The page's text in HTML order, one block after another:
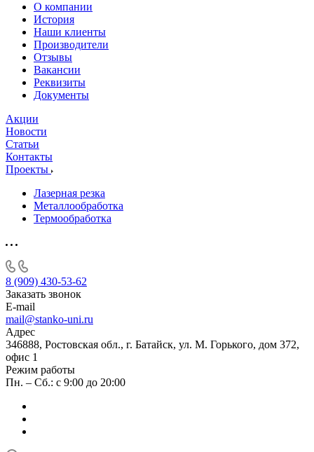
О компании
История
Наши клиенты
Производители
Отзывы
Вакансии
Реквизиты
Документы
Акции
Новости
Статьи
Контакты
Проекты
Лазерная резка
Металлообработка
Термообработка
8 (909) 430-53-62
Заказать звонок
E-mail
mail@stanko-uni.ru
Адрес
346888, Ростовская обл., г. Батайск, ул. М. Горького, дом 372,
офис 1
Режим работы
Пн. – Сб.: с 9:00 до 20:00